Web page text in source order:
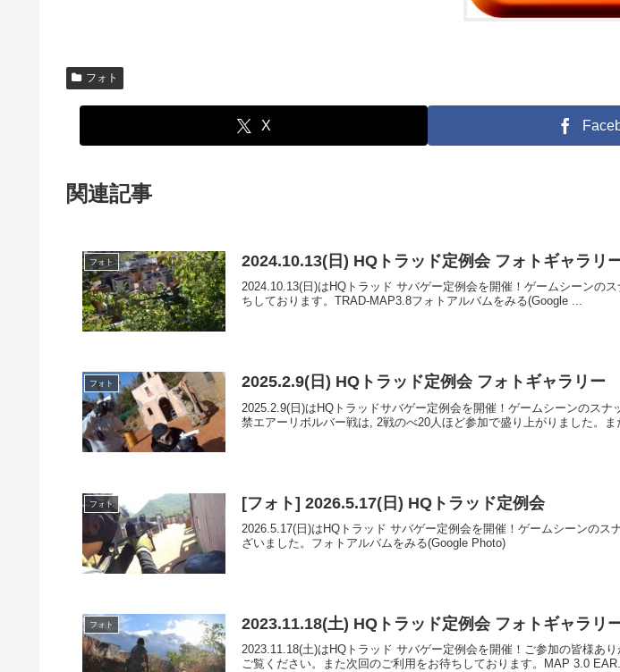
フォト
X
関連記事
フォト 2024.10.13(日) HQトラッド定例会 フォトギャラリ
2024.10.13(日)はHQトラッド サバゲー定例会を開催！ゲームシーンの
ちしております。TRAD-MAP3.8フォトアルバムをみる(Google ...
フォト 2025.2.9(日) HQトラッド定例会 フォトギャラリー
2025.2.9(日)はHQトラッドサバゲー定例会を開催！ゲームシーンのス
禁エアーリボルバー戦は, 2戦のべ20人ほど参加で盛り上がりました。ま
フォト [フォト] 2026.5.17(日) HQトラッド定例会
2026.5.17(日)はHQトラッド サバゲー定例会を開催！ゲームシーンの
ざいました。フォトアルバムをみる(Google Photo)
フォト 2023.11.18(土) HQトラッド定例会 フォトギャラリ
2023.11.18(土)はHQトラッド サバゲー定例会を開催！ご参加の皆様あ
ご覧ください。また次回のご利用をお待ちしております。MAP 3.0